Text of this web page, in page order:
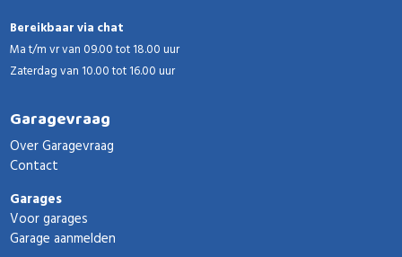
Bereikbaar via chat
Ma t/m vr van 09.00 tot 18.00 uur
Zaterdag van 10.00 tot 16.00 uur
Garagevraag
Over Garagevraag
Contact
Garages
Voor garages
Garage aanmelden